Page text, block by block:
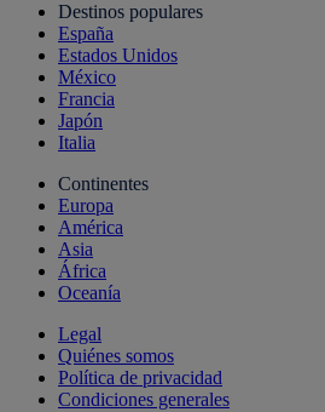
Destinos populares
España
Estados Unidos
México
Francia
Japón
Italia
Continentes
Europa
América
Asia
África
Oceanía
Legal
Quiénes somos
Política de privacidad
Condiciones generales